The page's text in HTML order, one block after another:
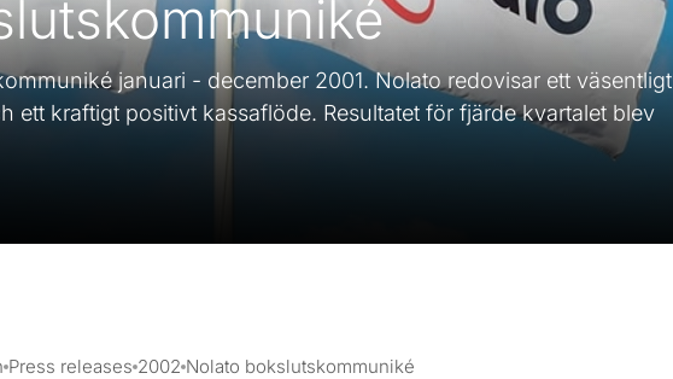
januari - december 2001. Nolato redovisar ett väsentligt
ett kraftigt positivt kassaflöde. Resultatet för fjärde kvartalet blev
Press releases 2002 Nolato bokslutskommuniké